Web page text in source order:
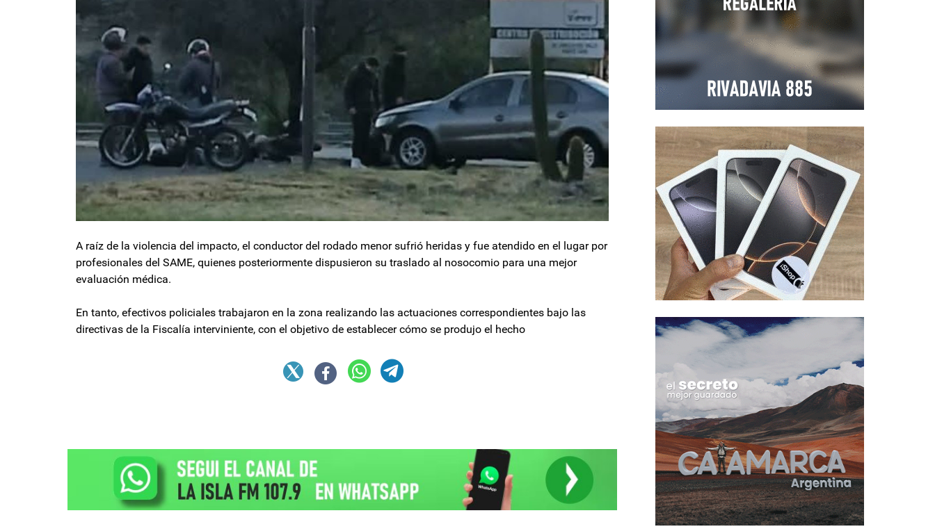
A raíz de la violencia del impacto, el conductor del rodado menor sufrió heridas y fue atendido en el lugar por
profesionales del SAME, quienes posteriormente dispusieron su traslado al nosocomio para una mejor
evaluación médica.
En tanto, efectivos policiales trabajaron en la zona realizando las actuaciones correspondientes bajo las
directivas de la Fiscalía interviniente, con el objetivo de establecer cómo se produjo el hecho